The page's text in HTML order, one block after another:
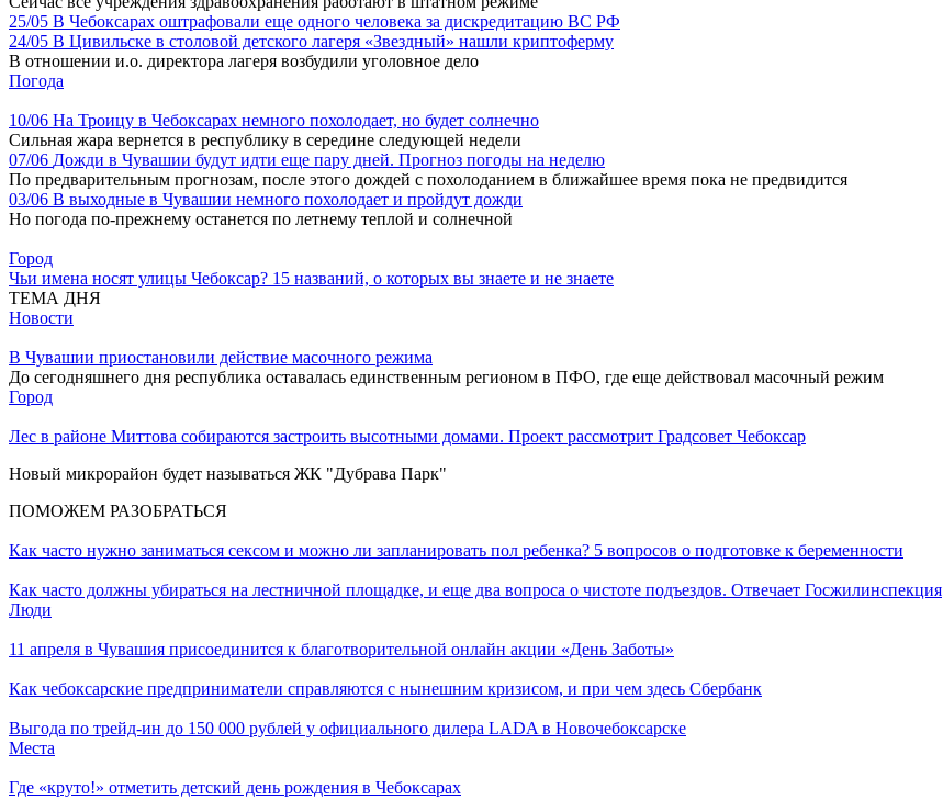
25/05 В Чебоксарах оштрафовали еще одного человека за дискредитацию ВС РФ
24/05 В Цивильске в столовой детского лагеря «Звездный» нашли криптоферму
В отношении и.о. директора лагеря возбудили уголовное дело
Погода
10/06 На Троицу в Чебоксарах немного похолодает, но будет солнечно
Сильная жара вернется в республику в середине следующей недели
07/06 Дожди в Чувашии будут идти еще пару дней. Прогноз погоды на неделю
По предварительным прогнозам, после этого дождей с похолоданием в ближайшее время пока не предвидится
03/06 В выходные в Чувашии немного похолодает и пройдут дожди
Но погода по-прежнему останется по летнему теплой и солнечной
Город
Чьи имена носят улицы Чебоксар? 15 названий, о которых вы знаете и не знаете
ТЕМА ДНЯ
Новости
В Чувашии приостановили действие масочного режима
До сегодняшнего дня республика оставалась единственным регионом в ПФО, где еще действовал масочный режим
Город
Лес в районе Миттова собираются застроить высотными домами. Проект рассмотрит Градсовет Чебоксар
Новый микрорайон будет называться ЖК "Дубрава Парк"
ПОМОЖЕМ РАЗОБРАТЬСЯ
Как часто нужно заниматься сексом и можно ли запланировать пол ребенка? 5 вопросов о подготовке к беременности
Как часто должны убираться на лестничной площадке, и еще два вопроса о чистоте подъездов. Отвечает Госжилинспекция
Люди
11 апреля в Чувашия присоединится к благотворительной онлайн акции «День Заботы»
Как чебоксарские предприниматели справляются с нынешним кризисом, и при чем здесь Сбербанк
Выгода по трейд-ин до 150 000 рублей у официального дилера LADA в Новочебоксарске
Места
Где «круто!» отметить детский день рождения в Чебоксарах